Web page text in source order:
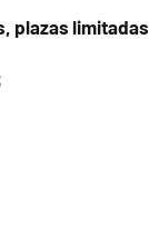
plazas limitadas